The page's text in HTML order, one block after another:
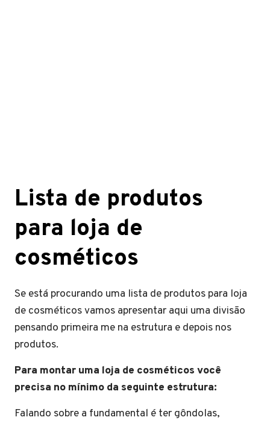
Lista de produtos
para loja de
cosméticos
Se está procurando uma lista de produtos para loja
de cosméticos vamos apresentar aqui uma divisão
pensando primeira me na estrutura e depois nos
produtos.
Para montar uma loja de cosméticos você
precisa no mínimo da seguinte estrutura:
Falando sobre a fundamental é ter gôndolas,